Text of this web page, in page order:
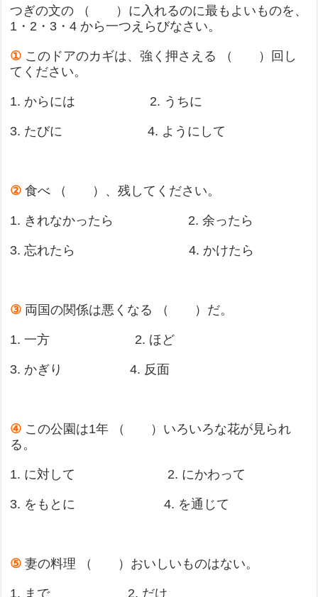
つぎの文の （ ）に入れるのに最もよいものを、
1・2・3・4 から一つえらびなさい。
① このドアのカギは、強く押さえる （ ）回し
てください。
1. からには 2. うちに
3. たびに 4. ようにして
② 食べ （ ）、残してください。
1. きれなかったら 2. 余ったら
3. 忘れたら 4. かけたら
③ 両国の関係は悪くなる （ ）だ。
1. 一方 2. ほど
3. かぎり 4. 反面
④ この公園は1年 （ ）いろいろな花が見られ
る。
1. に対して 2. にかわって
3. をもとに 4. を通じて
⑤ 妻の料理 （ ）おいしいものはない。
1. まで 2. だけ